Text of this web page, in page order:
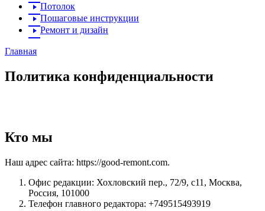
Потолок
Пошаговые инструкции
Ремонт и дизайн
Главная
Политика конфиденциальности
Кто мы
Наш адрес сайта: https://good-remont.com.
Офис редакции: Хохловский пер., 72/9, с11, Москва,
Россия, 101000
Телефон главного редактора: +749515493919